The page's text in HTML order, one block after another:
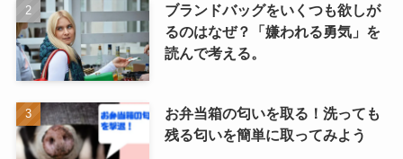
ブランドバッグをいくつも欲しが
るのはなぜ？「嫌われる勇気」を
読んで考える。
お弁当箱の匂いを取る！洗っても
残る匂いを簡単に取ってみよう